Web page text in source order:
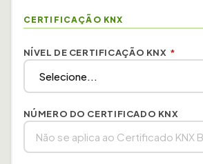
CERTIFICAÇÃO KNX
NÍVEL DE CERTIFICAÇÃO KNX *
NÚMERO DO CERTIFICADO KNX